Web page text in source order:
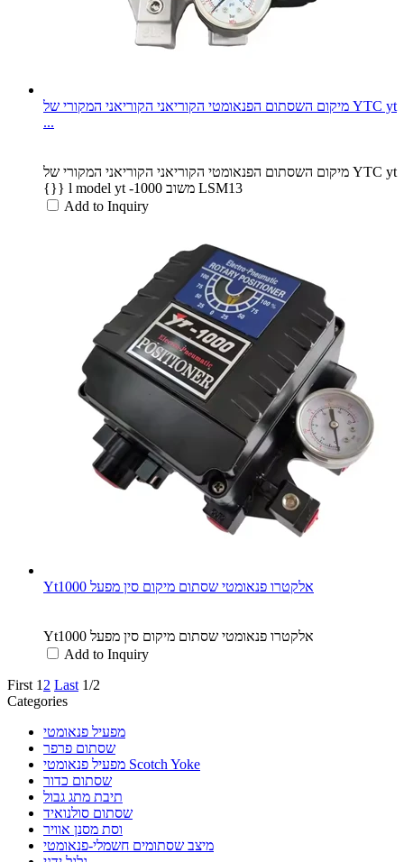
מיקום השסתום הפנאומטי הקוריאני הקוריאני המקורי של YTC yt
...
מיקום השסתום הפנאומטי הקוריאני הקוריאני המקורי של YTC yt
{}} l model yt -1000 משוב LSM13
Add to Inquiry
Yt1000 אלקטרו פנאומטי שסתום מיקום סין מפעל
Yt1000 אלקטרו פנאומטי שסתום מיקום סין מפעל
Add to Inquiry
First 1 2 Last 1/2
Categories
מפעיל פנאומטי
שסתום פרפר
מפעיל פנאומטי Scotch Yoke
שסתום כדור
תיבת מתג גבול
שסתום סולנואיד
וסת מסנן אוויר
מיצב שסתומים חשמלי-פנאומטי